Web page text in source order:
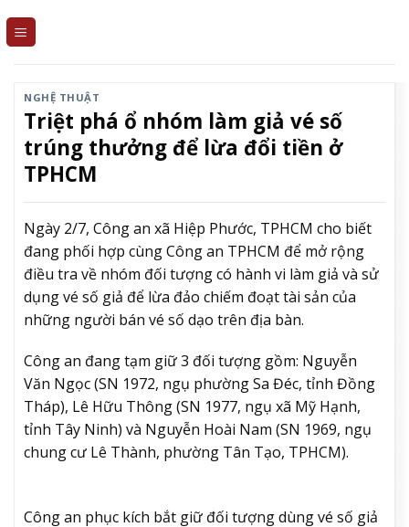
NGHỆ THUẬT
Triệt phá ổ nhóm làm giả vé số
trúng thưởng để lừa đổi tiền ở
TPHCM
Ngày 2/7, Công an xã Hiệp Phước, TPHCM cho biết
đang phối hợp cùng Công an TPHCM để mở rộng
điều tra về nhóm đối tượng có hành vi làm giả và sử
dụng vé số giả để lừa đảo chiếm đoạt tài sản của
những người bán vé số dạo trên địa bàn.
Công an đang tạm giữ 3 đối tượng gồm: Nguyễn
Văn Ngọc (SN 1972, ngụ phường Sa Đéc, tỉnh Đồng
Tháp), Lê Hữu Thông (SN 1977, ngụ xã Mỹ Hạnh,
tỉnh Tây Ninh) và Nguyễn Hoài Nam (SN 1969, ngụ
chung cư Lê Thành, phường Tân Tạo, TPHCM).
Công an phục kích bắt giữ đối tượng dùng vé số giả